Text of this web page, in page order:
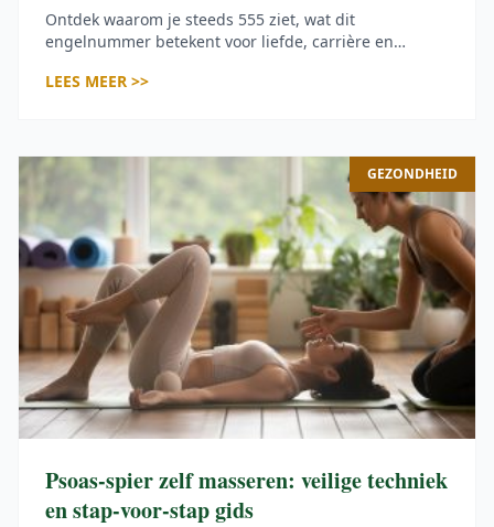
Ontdek waarom je steeds 555 ziet, wat dit
engelnummer betekent voor liefde, carrière en
boodschap in actie omzet.
LEES MEER >>
GEZONDHEID
Psoas-spier zelf masseren: veilige techniek
en stap-voor-stap gids